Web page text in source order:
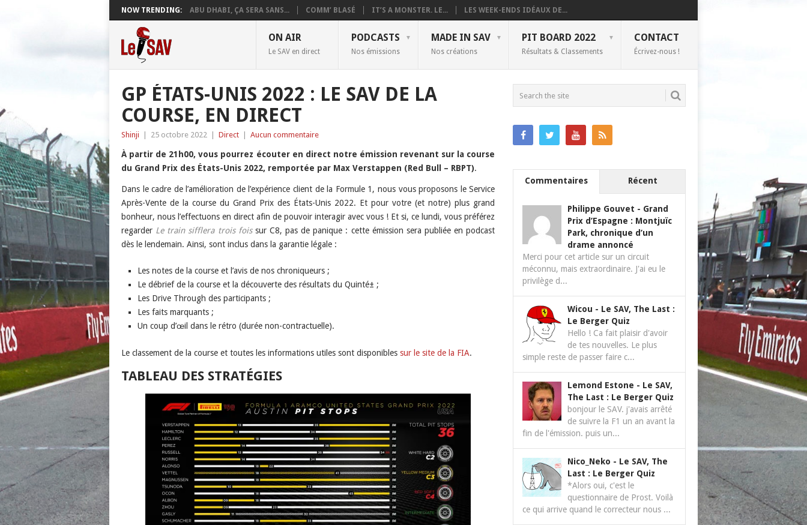
NOW TRENDING: ABU DHABI, ÇA SERA SANS... COMM’ BLASÉ IT’S A MONSTER. LE... LES WEEK-ENDS IDÉAUX DE...
ON AIR
Le SAV en direct
PODCASTS
Nos émissions
MADE IN SAV
Nos créations
PIT BOARD 2022
Résultats & Classements
CONTACT
Écrivez-nous !
GP ÉTATS-UNIS 2022 : LE SAV DE LA
COURSE, EN DIRECT
Shinji 25 octobre 2022 Direct Aucun commentaire
À partir de 21h00, vous pourrez écouter en direct notre émission revenant sur la course
du Grand Prix des États-Unis 2022, remportée par Max Verstappen (Red Bull – RBPT).
Dans le cadre de l’amélioration de l’expérience client de la Formule 1, nous vous proposons le Service
Après-Vente de la course du Grand Prix des États-Unis 2022. Et pour votre (et notre) plus grand
bonheur, nous l’effectuons en direct afin de pouvoir interagir avec vous ! Et si, ce lundi, vous préférez
regarder Le train sifflera trois foissur C8, pas de panique : cette émission sera publiée en podcast
dès le lendemain. Ainsi, sont inclus dans la garantie légale :
Les notes de la course et l’avis de nos chroniqueurs ;
Le débrief de la course et la découverte des résultats du Quinté± ;
Les Drive Through des participants ;
Les faits marquants ;
Un coup d’œil dans le rétro (durée non-contractuelle).
Le classement de la course et toutes les informations utiles sont disponibles sur le site de la FIA.
TABLEAU DES STRATÉGIES
Commentaires Récent
Philippe Gouvet - Grand
Prix d’Espagne : Montjuïc
Park, chronique d’un
drame annoncé
Merci pour cet article sur un circuit
méconnu, mais extraordinaire. J'ai eu le
privilège d...
Wicou - Le SAV, The Last :
Le Berger Quiz
Hello ! Ca fait plaisir d'avoir
de tes nouvelles. Le plus
simple reste de passer faire c...
Lemond Estone - Le SAV,
The Last : Le Berger Quiz
bonjour le SAV. j'avais arrêté
de suivre la F1 un an avant la
fin de l'émission. puis un...
Nico_Neko - Le SAV, The
Last : Le Berger Quiz
*Alors oui, c'est le
questionnaire de Prost. Voilà
ce qui arrive quand le correcteur nous ...